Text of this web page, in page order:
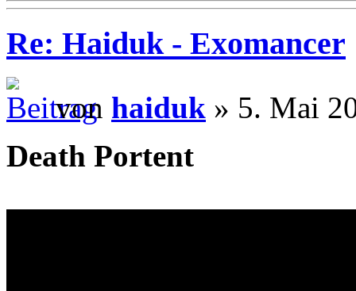
Re: Haiduk - Exomancer
von haiduk » 5. Mai
Death Portent